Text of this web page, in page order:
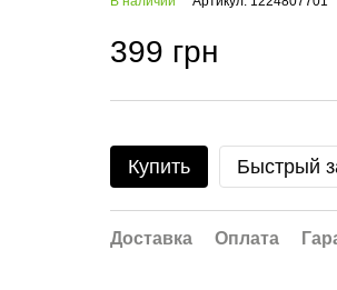
399 грн
Купить Быстрый
Доставка Оплата